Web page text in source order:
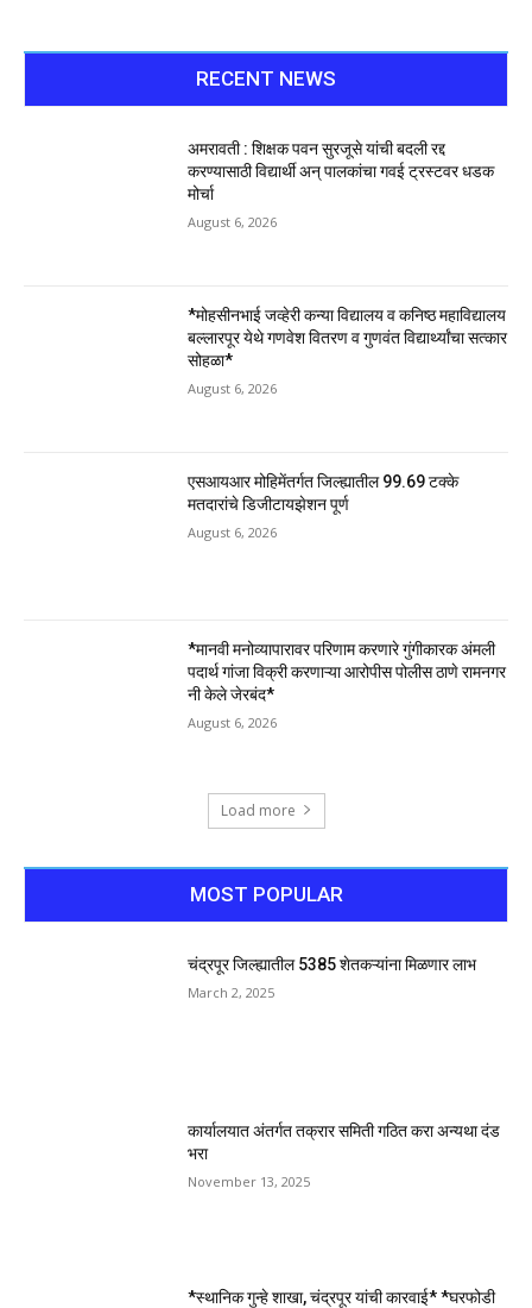
RECENT NEWS
अमरावती : शिक्षक पवन सुरजूसे यांची बदली रद्द
करण्यासाठी विद्यार्थी अन् पालकांचा गवई ट्रस्टवर धडक
मोर्चा
August 6, 2026
*मोहसीनभाई जव्हेरी कन्या विद्यालय व कनिष्ठ महाविद्यालय
बल्लारपूर येथे गणवेश वितरण व गुणवंत विद्यार्थ्यांचा सत्कार
सोहळा*
August 6, 2026
एसआयआर मोहिमेंतर्गत जिल्ह्यातील 99.69 टक्के
मतदारांचे डिजीटायझेशन पूर्ण
August 6, 2026
*मानवी मनोव्यापारावर परिणाम करणारे गुंगीकारक अंमली
पदार्थ गांजा विक्री करणाऱ्या आरोपीस पोलीस ठाणे रामनगर
नी केले जेरबंद*
August 6, 2026
Load more
MOST POPULAR
चंद्रपूर जिल्ह्यातील 5385 शेतकऱ्यांना मिळणार लाभ
March 2, 2025
कार्यालयात अंतर्गत तक्रार समिती गठित करा अन्यथा दंड
भरा
November 13, 2025
*स्थानिक गुन्हे शाखा, चंद्रपूर यांची कारवाई* *घरफोडी